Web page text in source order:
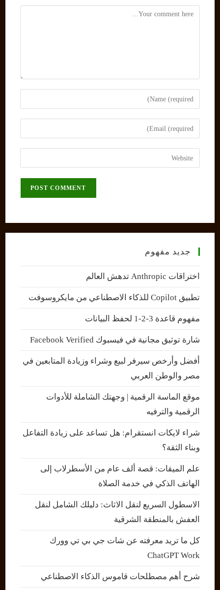
Comment
Enter
your
name
comment
Enter
your
email
address
Enter
your
جديد مفهوم
اختراقات Anthropic تدهش العالم
تطبيق Copilot للذكاء الاصطناعي من مايكروسوفت
مفهوم قاعدة 3-2-1 لحفظ البيانات
شارة توثيق مجانية في فيسبوك Facebook Verified
أفضل وأرخص سيرفر لبيع وشراء وزيادة المتابعين في
مصر والوطن العربي
موقع الماسة الرقمية | وجهتك الشاملة للأدوات
الرقمية والترفيه
شراء لايكات انستقرام: هل تساعد على زيادة التفاعل
وبناء الثقة؟
علم الميقات: قصة ألف عام من الأسطرلاب إلى
الهاتف الذكي في خدمة الصلاة
الاسطول السريع لنقل الاثاث: دليلك الشامل لنقل
العفش بالمنطقة الشرقية
كل ما تريد معرفته عن شات جي بي تي وورك
ChatGPT Work
شرح أهم مصطلحات قاموس الذكاء الاصطناعي